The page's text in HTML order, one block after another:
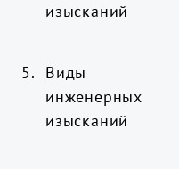
изысканий
5.
Виды
инженерных
изысканий